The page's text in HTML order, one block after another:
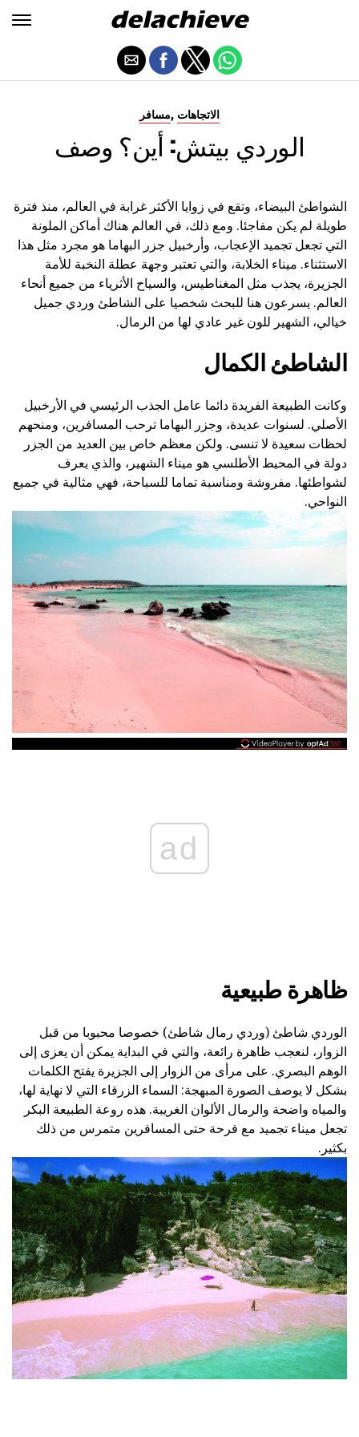
مسافر, الاتجاهات
الوردي بيتش: أين؟ وصف
الشواطئ البيضاء، وتقع في زوايا الأكثر غرابة في العالم، منذ فترة
طويلة لم يكن مفاجئا. ومع ذلك، في العالم هناك أماكن الملونة
التي تجعل تجميد الإعجاب، وأرخبيل جزر البهاما هو مجرد مثل هذا
الاستثناء. ميناء الخلابة، والتي تعتبر وجهة عطلة النخبة للأمة
الجزيرة، يجذب مثل المغناطيس، والسياح الأثرياء من جميع أنحاء
العالم. يسرعون هنا للبحث شخصيا على الشاطئ وردي جميل
خيالي، الشهير للون غير عادي لها من الرمال.
الشاطئ الكمال
وكانت الطبيعة الفريدة دائما عامل الجذب الرئيسي في الأرخبيل
الأصلي. لسنوات عديدة، وجزر البهاما ترحب المسافرين، ومنحهم
لحظات سعيدة لا تنسى. ولكن معظم خاص بين العديد من الجزر
دولة في المحيط الأطلسي هو ميناء الشهير، والذي يعرف
لشواطئها. مفروشة ومناسبة تماما للسباحة، فهي مثالية في جميع
النواحي.
ad
ظاهرة طبيعية
الوردي شاطئ (وردي رمال شاطئ) خصوصا محبوبا من قبل
الزوار، لنعجب ظاهرة رائعة، والتي في البداية يمكن أن يعزى إلى
الوهم البصري. على مرأى من الزوار إلى الجزيرة يفتح الكلمات
بشكل لا يوصف الصورة المبهجة: السماء الزرقاء التي لا نهاية لها،
والمياه واضحة والرمال الألوان الغريبة. هذه روعة الطبيعة البكر
تجعل ميناء تجميد مع فرحة حتى المسافرين متمرس من ذلك
بكثير.